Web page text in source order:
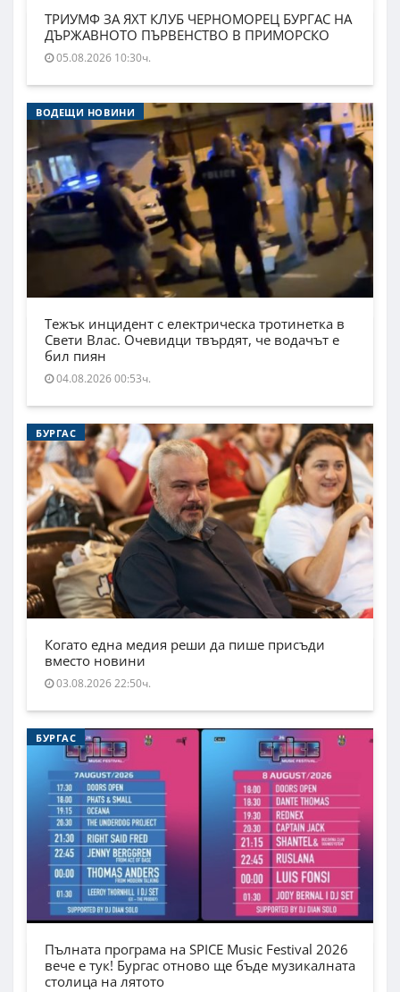
ТРИУМФ ЗА ЯХТ КЛУБ ЧЕРНОМОРЕЦ БУРГАС НА
ДЪРЖАВНОТО ПЪРВЕНСТВО В ПРИМОРСКО
05.08.2026 10:30ч.
ВОДЕЩИ НОВИНИ
Тежък инцидент с електрическа тротинетка в
Свети Влас. Очевидци твърдят, че водачът е
бил пиян
04.08.2026 00:53ч.
БУРГАС
Когато една медия реши да пише присъди
вместо новини
03.08.2026 22:50ч.
БУРГАС
Пълната програма на SPICE Music Festival 2026
вече е тук! Бургас отново ще бъде музикалната
столица на лятото